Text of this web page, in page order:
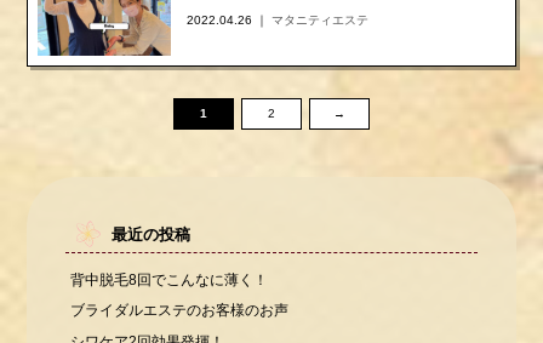
2022.04.26 ｜マタニティエステ
1 2 →
最近の投稿
背中脱毛8回でこんなに薄く！
ブライダルエステのお客様のお声